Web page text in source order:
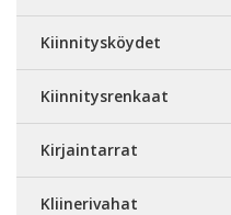
Kiinnitysköydet
Kiinnitysrenkaat
Kirjaintarrat
Kliinerivahat